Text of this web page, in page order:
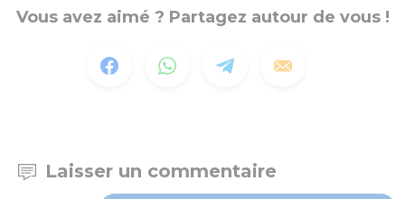
Vous avez aimé ? Partagez autour de vous !
Laisser un commentaire